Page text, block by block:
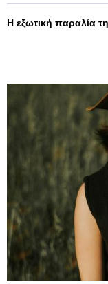
Η εξωτική παραλία